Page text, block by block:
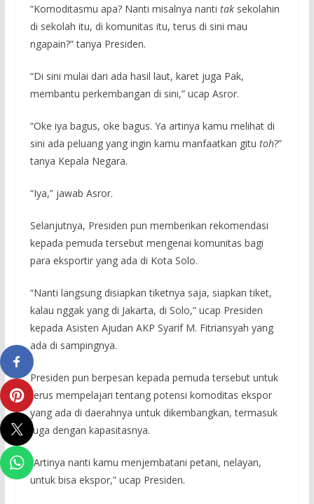
“Komoditasmu apa? Nanti misalnya nanti taksekolahin
di sekolah itu, di komunitas itu, terus di sini mau
ngapain?” tanya Presiden.
“Di sini mulai dari ada hasil laut, karet juga Pak,
membantu perkembangan di sini,” ucap Asror.
“Oke iya bagus, oke bagus. Ya artinya kamu melihat di
sini ada peluang yang ingin kamu manfaatkan gitu toh?”
tanya Kepala Negara.
“Iya,” jawab Asror.
Selanjutnya, Presiden pun memberikan rekomendasi
kepada pemuda tersebut mengenai komunitas bagi
para eksportir yang ada di Kota Solo.
“Nanti langsung disiapkan tiketnya saja, siapkan tiket,
kalau nggak yang di Jakarta, di Solo,” ucap Presiden
kepada Asisten Ajudan AKP Syarif M. Fitriansyah yang
ada di sampingnya.
Presiden pun berpesan kepada pemuda tersebut untuk
terus mempelajari tentang potensi komoditas ekspor
yang ada di daerahnya untuk dikembangkan, termasuk
juga dengan kapasitasnya.
“Artinya nanti kamu menjembatani petani, nelayan,
untuk bisa ekspor,” ucap Presiden.